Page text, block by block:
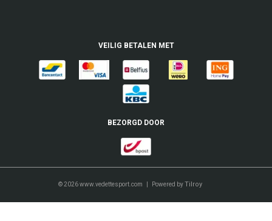
VEILIG BETALEN MET
BEZORGD DOOR
© 2026 www.vedettesport.com | Powered byTilroy